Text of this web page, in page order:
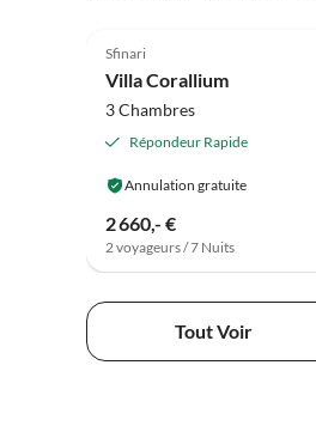
Sfinari
Villa Corallium
3 Chambres
Répondeur Rapide
Annulation gratuite
2 660,- €
2 voyageurs / 7 Nuits
Tout Voir